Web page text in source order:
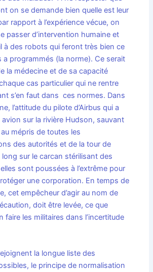
on se demande bien quelle est leur
rapport à l’expérience vécue, on
passer d’intervention humaine et
à des robots qui feront très bien ce
a programmés (la norme). Ce serait
la médecine et de sa capacité
cas particulier qui ne rentre
s’en faut dans ces normes. Dans
l’attitude du pilote d’Airbus qui a
sur la rivière Hudson, sauvant
mépris de toutes les
des autorités et de la tour de
sur le carcan stérilisant des
sont poussées à l’extrême pour
une corporation. En temps de
cet empêcheur d’agir au nom de
doit être levée, ce que
faire les militaires dans l’incertitude
la longue liste des
le principe de normalisation